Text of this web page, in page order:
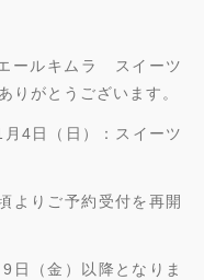
ールキムラ スイーツ
りがとうございます。
4日（日）：スイーツ
よりご予約受付を再開
日（金）以降となりま
ムラについて